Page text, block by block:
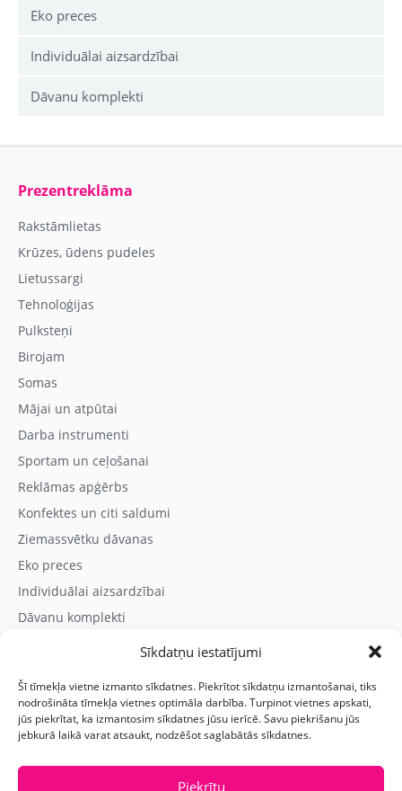
Sīkdatņu iestatījumi
Šī tīmekļa vietne izmanto sīkdatnes. Piekrītot sīkdatņu izmantošanai, tiks
nodrošināta tīmekļa vietnes optimāla darbība. Turpinot vietnes apskati,
jūs piekrītat, ka izmantosim sīkdatnes jūsu ierīcē. Savu piekrišanu jūs
jebkurā laikā varat atsaukt, nodzēšot saglabātās sīkdatnes.
Piekrītu
Eko preces
Individuālai aizsardzībai
Dāvanu komplekti
Prezentreklāma
Rakstāmlietas
Krūzes, ūdens pudeles
Lietussargi
Tehnoloģijas
Pulksteņi
Birojam
Somas
Mājai un atpūtai
Darba instrumenti
Sportam un ceļošanai
Reklāmas apģērbs
Konfektes un citi saldumi
Ziemassvētku dāvanas
Eko preces
Individuālai aizsardzībai
Dāvanu komplekti
Kontaktinformācija
Prezentreklāmas aģentūra “PARIS”
Reģ.nr.: 40103625328